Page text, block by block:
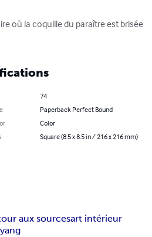
où la coquille du paraître est brisée
74
Paperback Perfect Bound
Color
Square (8.5 x 8.5 in / 216 x 216 mm)
aux sourcesart intérieur